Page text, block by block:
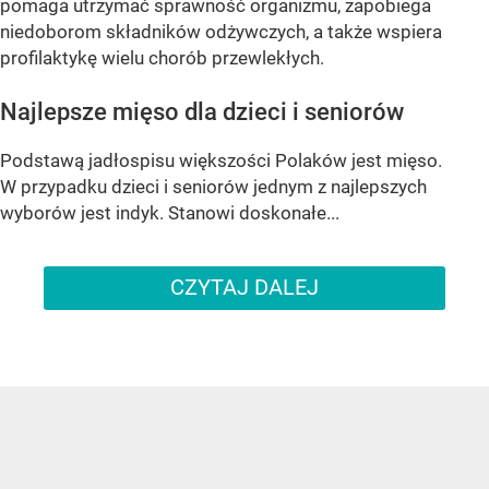
pomaga utrzymać sprawność organizmu, zapobiega
niedoborom składników odżywczych, a także wspiera
profilaktykę wielu chorób przewlekłych.
Najlepsze mięso dla dzieci i seniorów
Podstawą jadłospisu większości Polaków jest mięso.
W przypadku dzieci i seniorów jednym z najlepszych
wyborów jest indyk. Stanowi doskonałe...
CZYTAJ DALEJ